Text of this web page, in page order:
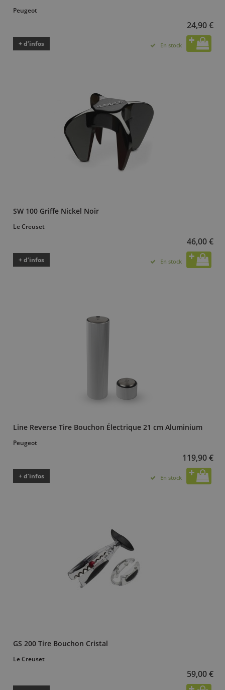
Peugeot
24,90 €
+ d’infos En stock
SW 100 Griffe Nickel Noir
Le Creuset
46,00 €
+ d’infos En stock
Line Reverse Tire Bouchon Électrique 21 cm Aluminium
Peugeot
119,90 €
+ d’infos En stock
GS 200 Tire Bouchon Cristal
Le Creuset
59,00 €